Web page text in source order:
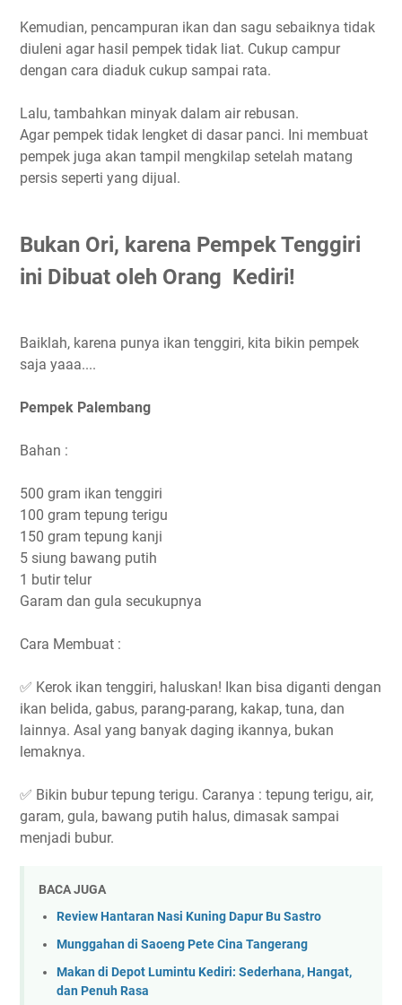
Kemudian, pencampuran ikan dan sagu sebaiknya tidak
diuleni agar hasil pempek tidak liat. Cukup campur
dengan cara diaduk cukup sampai rata.
Lalu, tambahkan minyak dalam air rebusan.
Agar pempek tidak lengket di dasar panci. Ini membuat
pempek juga akan tampil mengkilap setelah matang
persis seperti yang dijual.
Bukan Ori, karena Pempek Tenggiri
ini Dibuat oleh Orang Kediri!
Baiklah, karena punya ikan tenggiri, kita bikin pempek
saja yaaa....
Pempek Palembang
Bahan :
500 gram ikan tenggiri
100 gram tepung terigu
150 gram tepung kanji
5 siung bawang putih
1 butir telur
Garam dan gula secukupnya
Cara Membuat :
✅ Kerok ikan tenggiri, haluskan! Ikan bisa diganti dengan
ikan belida, gabus, parang-parang, kakap, tuna, dan
lainnya. Asal yang banyak daging ikannya, bukan
lemaknya.
✅ Bikin bubur tepung terigu. Caranya : tepung terigu, air,
garam, gula, bawang putih halus, dimasak sampai
menjadi bubur.
BACA JUGA
Review Hantaran Nasi Kuning Dapur Bu Sastro
Munggahan di Saoeng Pete Cina Tangerang
Makan di Depot Lumintu Kediri: Sederhana, Hangat,
dan Penuh Rasa